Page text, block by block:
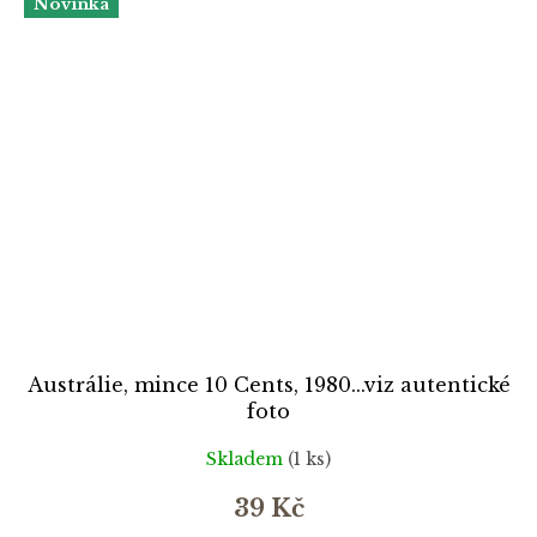
Novinka
Austrálie, mince 10 Cents, 1980...viz autentické
foto
Skladem (1 ks)
39 Kč